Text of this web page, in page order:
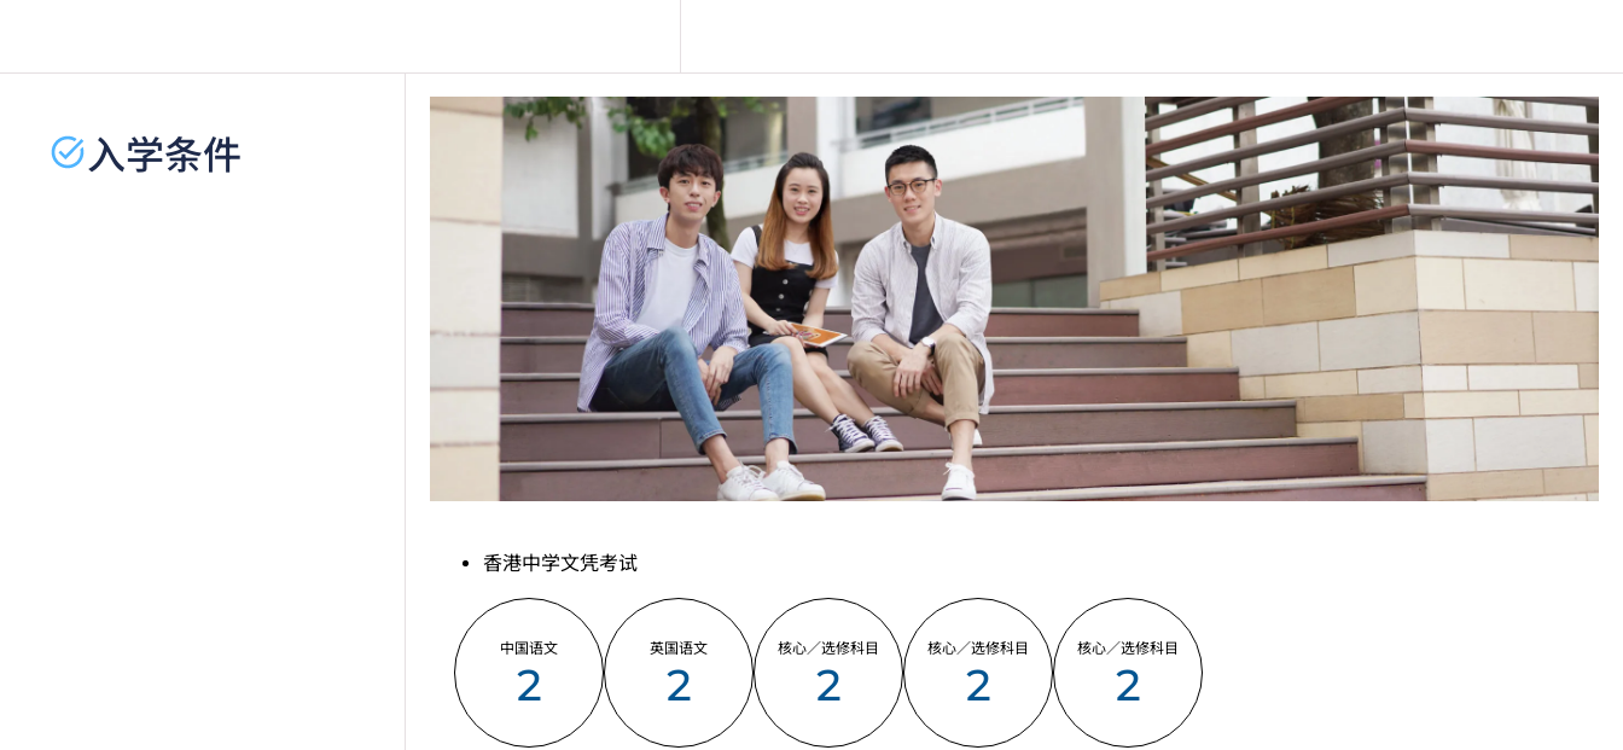
的院校／分校／上课地点。
入学条件
香港中学文凭考试
中国语文
2
英国语文
2
核心／选修科目
2
核心／选修科目
2
核心／选修科目
2